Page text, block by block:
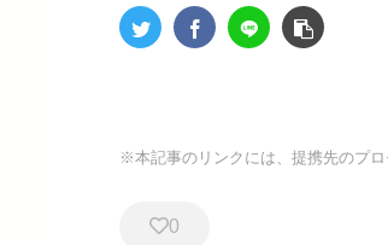
※本記事のリンクには、提携先のプ
0